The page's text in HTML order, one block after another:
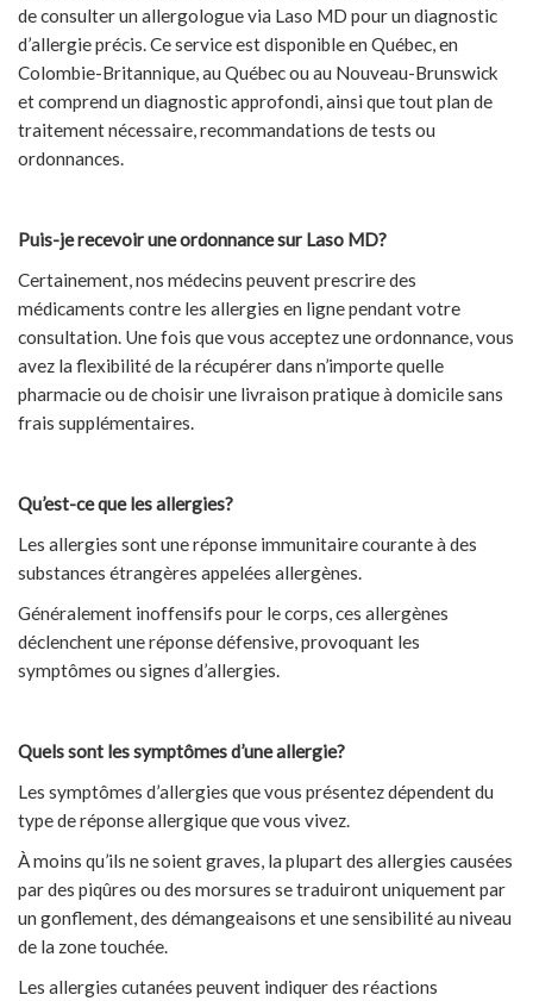
de consulter un allergologue via Laso MD pour un diagnostic
d’allergie précis. Ce service est disponible en Québec, en
Colombie-Britannique, au Québec ou au Nouveau-Brunswick
et comprend un diagnostic approfondi, ainsi que tout plan de
traitement nécessaire, recommandations de tests ou
ordonnances.
Puis-je recevoir une ordonnance sur Laso MD?
Certainement, nos médecins peuvent prescrire des
médicaments contre les allergies en ligne pendant votre
consultation. Une fois que vous acceptez une ordonnance, vous
avez la flexibilité de la récupérer dans n’importe quelle
pharmacie ou de choisir une livraison pratique à domicile sans
frais supplémentaires.
Qu’est-ce que les allergies?
Les allergies sont une réponse immunitaire courante à des
substances étrangères appelées allergènes.
Généralement inoffensifs pour le corps, ces allergènes
déclenchent une réponse défensive, provoquant les
symptômes ou signes d’allergies.
Quels sont les symptômes d’une allergie?
Les symptômes d’allergies que vous présentez dépendent du
type de réponse allergique que vous vivez.
À moins qu’ils ne soient graves, la plupart des allergies causées
par des piqûres ou des morsures se traduiront uniquement par
un gonflement, des démangeaisons et une sensibilité au niveau
de la zone touchée.
Les allergies cutanées peuvent indiquer des réactions